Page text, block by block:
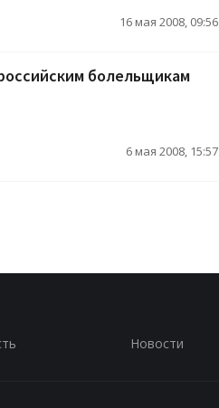
16 мая 2008, 09:56
болельщикам
6 мая 2008, 15:57
Новости